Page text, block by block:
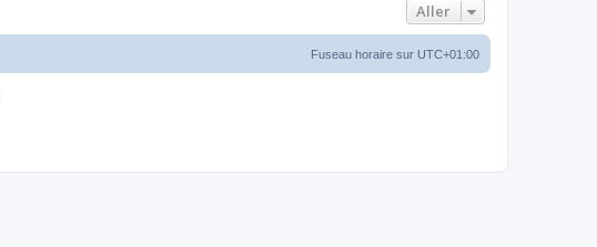
Aller
Fuseau horaire sur UTC+01:00